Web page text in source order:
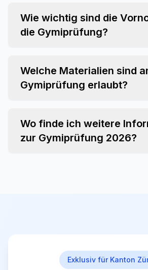
Wie wichtig sind die
die Gymiprüfung?
Welche Materialien sind
Gymiprüfung erlaubt?
Wo finde ich weitere
zur Gymiprüfung 2026?
Exklusiv für Kanton